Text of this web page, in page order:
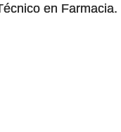
en Farmacia.